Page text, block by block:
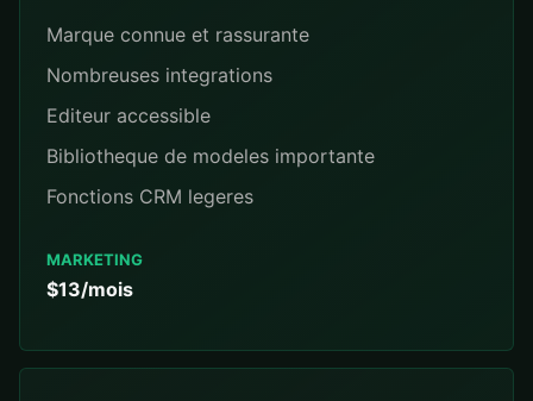
Marque connue et rassurante
Nombreuses integrations
Editeur accessible
Bibliotheque de modeles importante
Fonctions CRM legeres
MARKETING
$13/mois